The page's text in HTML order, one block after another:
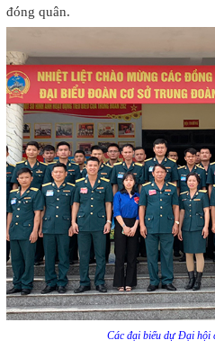
đóng quân.
Các đại biểu dự Đại hội